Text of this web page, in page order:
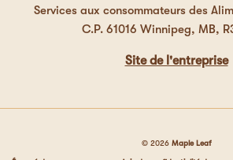
Services aux consommateurs des
C.P. 61016 Winnipeg, MB,
Site de l'entreprise
© 2026 Maple Leaf